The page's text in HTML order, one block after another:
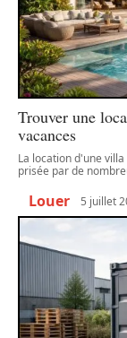
Trouver une
vacances
La location d'une
prisée par de
Louer 5 juillet